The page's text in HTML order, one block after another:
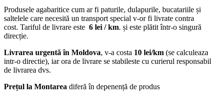
Produsele agabaritice cum ar fi paturile, dulapurile, bucatariile și
saltelele care necesită un transport special v-or fi livrate contra
cost. Tariful de livrare este 6 lei / km. și este plătit într-o singură
direcție.
Livrarea urgentă în Moldova, v-a costa 10 lei/km (se calculeaza
intr-o directie), iar ora de livrare se stabileste cu curierul responsabil
de livrarea dvs.
Prețul la Montarea diferă în depenență de produs